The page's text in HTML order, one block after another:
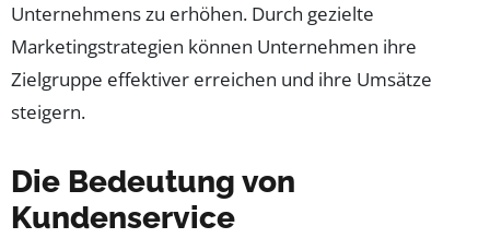
Unternehmens zu erhöhen. Durch gezielte
Marketingstrategien können Unternehmen ihre
Zielgruppe effektiver erreichen und ihre Umsätze
steigern.
Die Bedeutung von
Kundenservice